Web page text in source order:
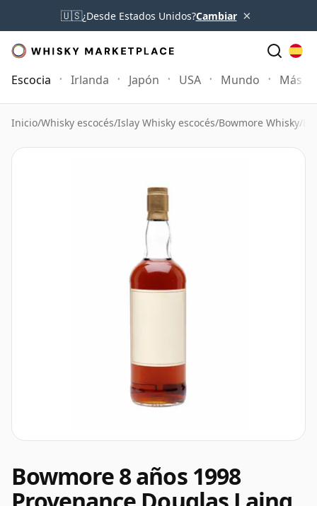
🇺🇸¿Desde Estados Unidos?Cambiar ×
Escocia Irlanda Japón USA Mundo Más
Inicio/Whisky escocés/Islay Whisky escocés/Bowmore Whisky/
Bowmore 8 años 1998